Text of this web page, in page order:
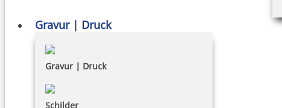
Gravur | Druck
Gravur | Druck
Schilder